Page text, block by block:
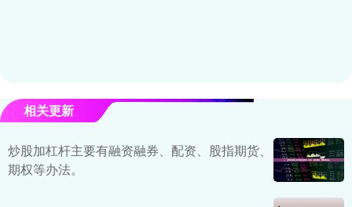
相关更新
炒股加杠杆主要有融资融券、配资、股指期货、
期权等办法。